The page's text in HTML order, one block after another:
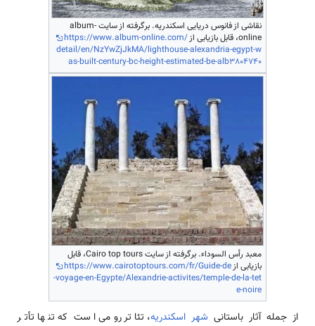
نقاشی از فانوس دریایی اسکندریه. برگرفته از سایت album-
online، قابل بازیابی از
https://www.album-online.com/
detail/en/NzYwZjJkMA/lighthouse-alexandria-egypt-w
as-built-century-bc-height-estimated-be-alb3804740
معبد رأس السوداء. برگرفته از سایت Cairo top tours، قابل
بازیابی ازhttps://www.cairotoptours.com/fr/Guide-de
-voyage-en-Egypte/Alexandrie-activites/temple-de-la-tet
e-noire
از جمله آثار باستانی شهر اسکندریه، تئاتر رومی است که تنها تأتر